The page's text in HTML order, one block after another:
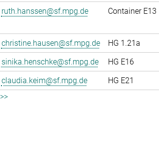
ruth.hanssen@sf.mpg.de Container E13
christine.hausen@sf.mpg.de
HG 1.21a
sinika.henschke@sf.mpg.de
HG E16
claudia.keim@sf.mpg.de
HG E21
>>